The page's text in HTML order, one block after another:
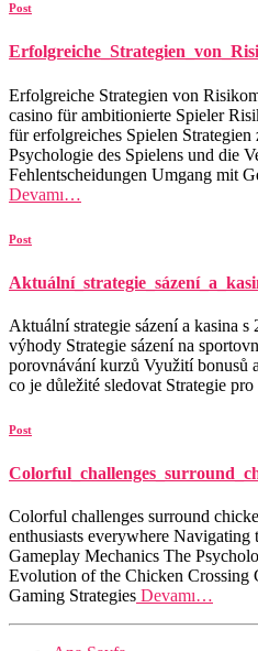
Post
Erfolgreiche Strategien von
casino für ambitionierte Spieler
für erfolgreiches Spielen
Psychologie des Spielens und die
Fehlentscheidungen Umgang mit
Devamı…
Post
Aktuální strategie sázení a kasina s
výhody Strategie sázení na
porovnávání kurzů Využití bonusů
co je důležité sledovat Strategie
Post
Colorful challenges surround
enthusiasts everywhere Navigating
Gameplay Mechanics The
Evolution of the Chicken Crossing
Gaming Strategies Devamı…